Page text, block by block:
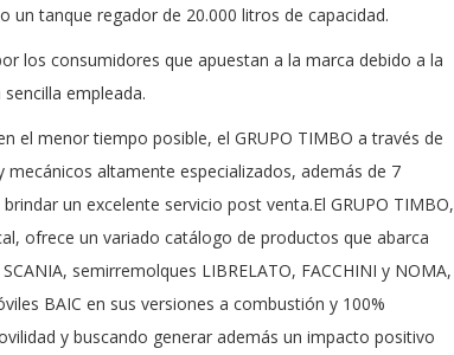
tanque regador de 20.000 litros de capacidad.
los consumidores que apuestan a la marca debido a la
empleada.
el menor tiempo posible, el GRUPO TIMBO a través de
altamente especializados, además de 7
un excelente servicio post venta.El GRUPO TIMBO,
ofrece un variado catálogo de productos que abarca
semirremolques LIBRELATO, FACCHINI y NOMA,
BAIC en sus versiones a combustión y 100%
y buscando generar además un impacto positivo